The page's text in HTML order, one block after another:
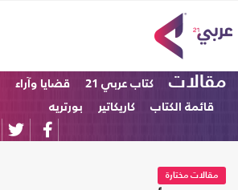
مقالات كتاب عربي 21 قضايا وآراء
قائمة الكتاب
كاريكاتير بورتريه
مقالات مختارة